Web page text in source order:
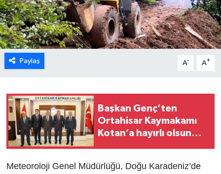
Paylaş A- A+
Başkan Genç’ten
Ortahisar Kaymakamı
Kotan’a hayırlı olsun
Meteoroloji Genel Müdürlüğü, Doğu Karadeniz’de